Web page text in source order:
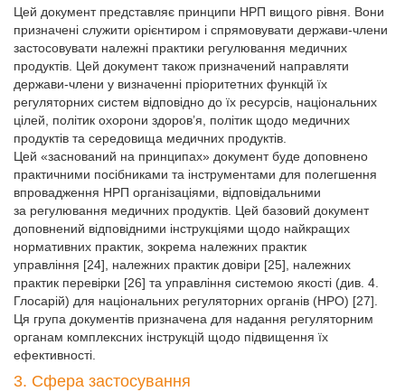
Цей документ представляє принципи НРП вищого рівня. Вони
призначені служити орієнтиром і спрямовувати держави-члени
застосовувати належні практики регулювання медичних
продуктів. Цей документ також призначений направляти
держави-члени у визначенні пріоритетних функцій їх
регуляторних систем відповідно до їх ресурсів, національних
цілей, політик охорони здоров’я, політик щодо медичних
продуктів та середовища медичних продуктів.
Цей «заснований на принципах» документ буде доповнено
практичними посібниками та інструментами для полегшення
впровадження НРП організаціями, відповідальними
за регулювання медичних продуктів. Цей базовий документ
доповнений відповідними інструкціями щодо найкращих
нормативних практик, зокрема належних практик
управління [24], належних практик довіри [25], належних
практик перевірки [26] та управління системою якості (див. 4.
Глосарій) для національних регуляторних органів (НРО) [27].
Ця група документів призначена для надання регуляторним
органам комплексних інструкцій щодо підвищення їх
ефективності.
3. Сфера застосування